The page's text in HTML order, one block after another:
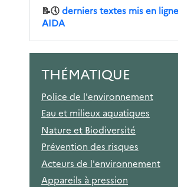
📝🕔derniers textes mis en
AIDA
THÉMATIQUE
Police de l'environnement
Eau et milieux aquatiques
Nature et Biodiversité
Prévention des risques
Acteurs de l'environnement
Appareils à pression